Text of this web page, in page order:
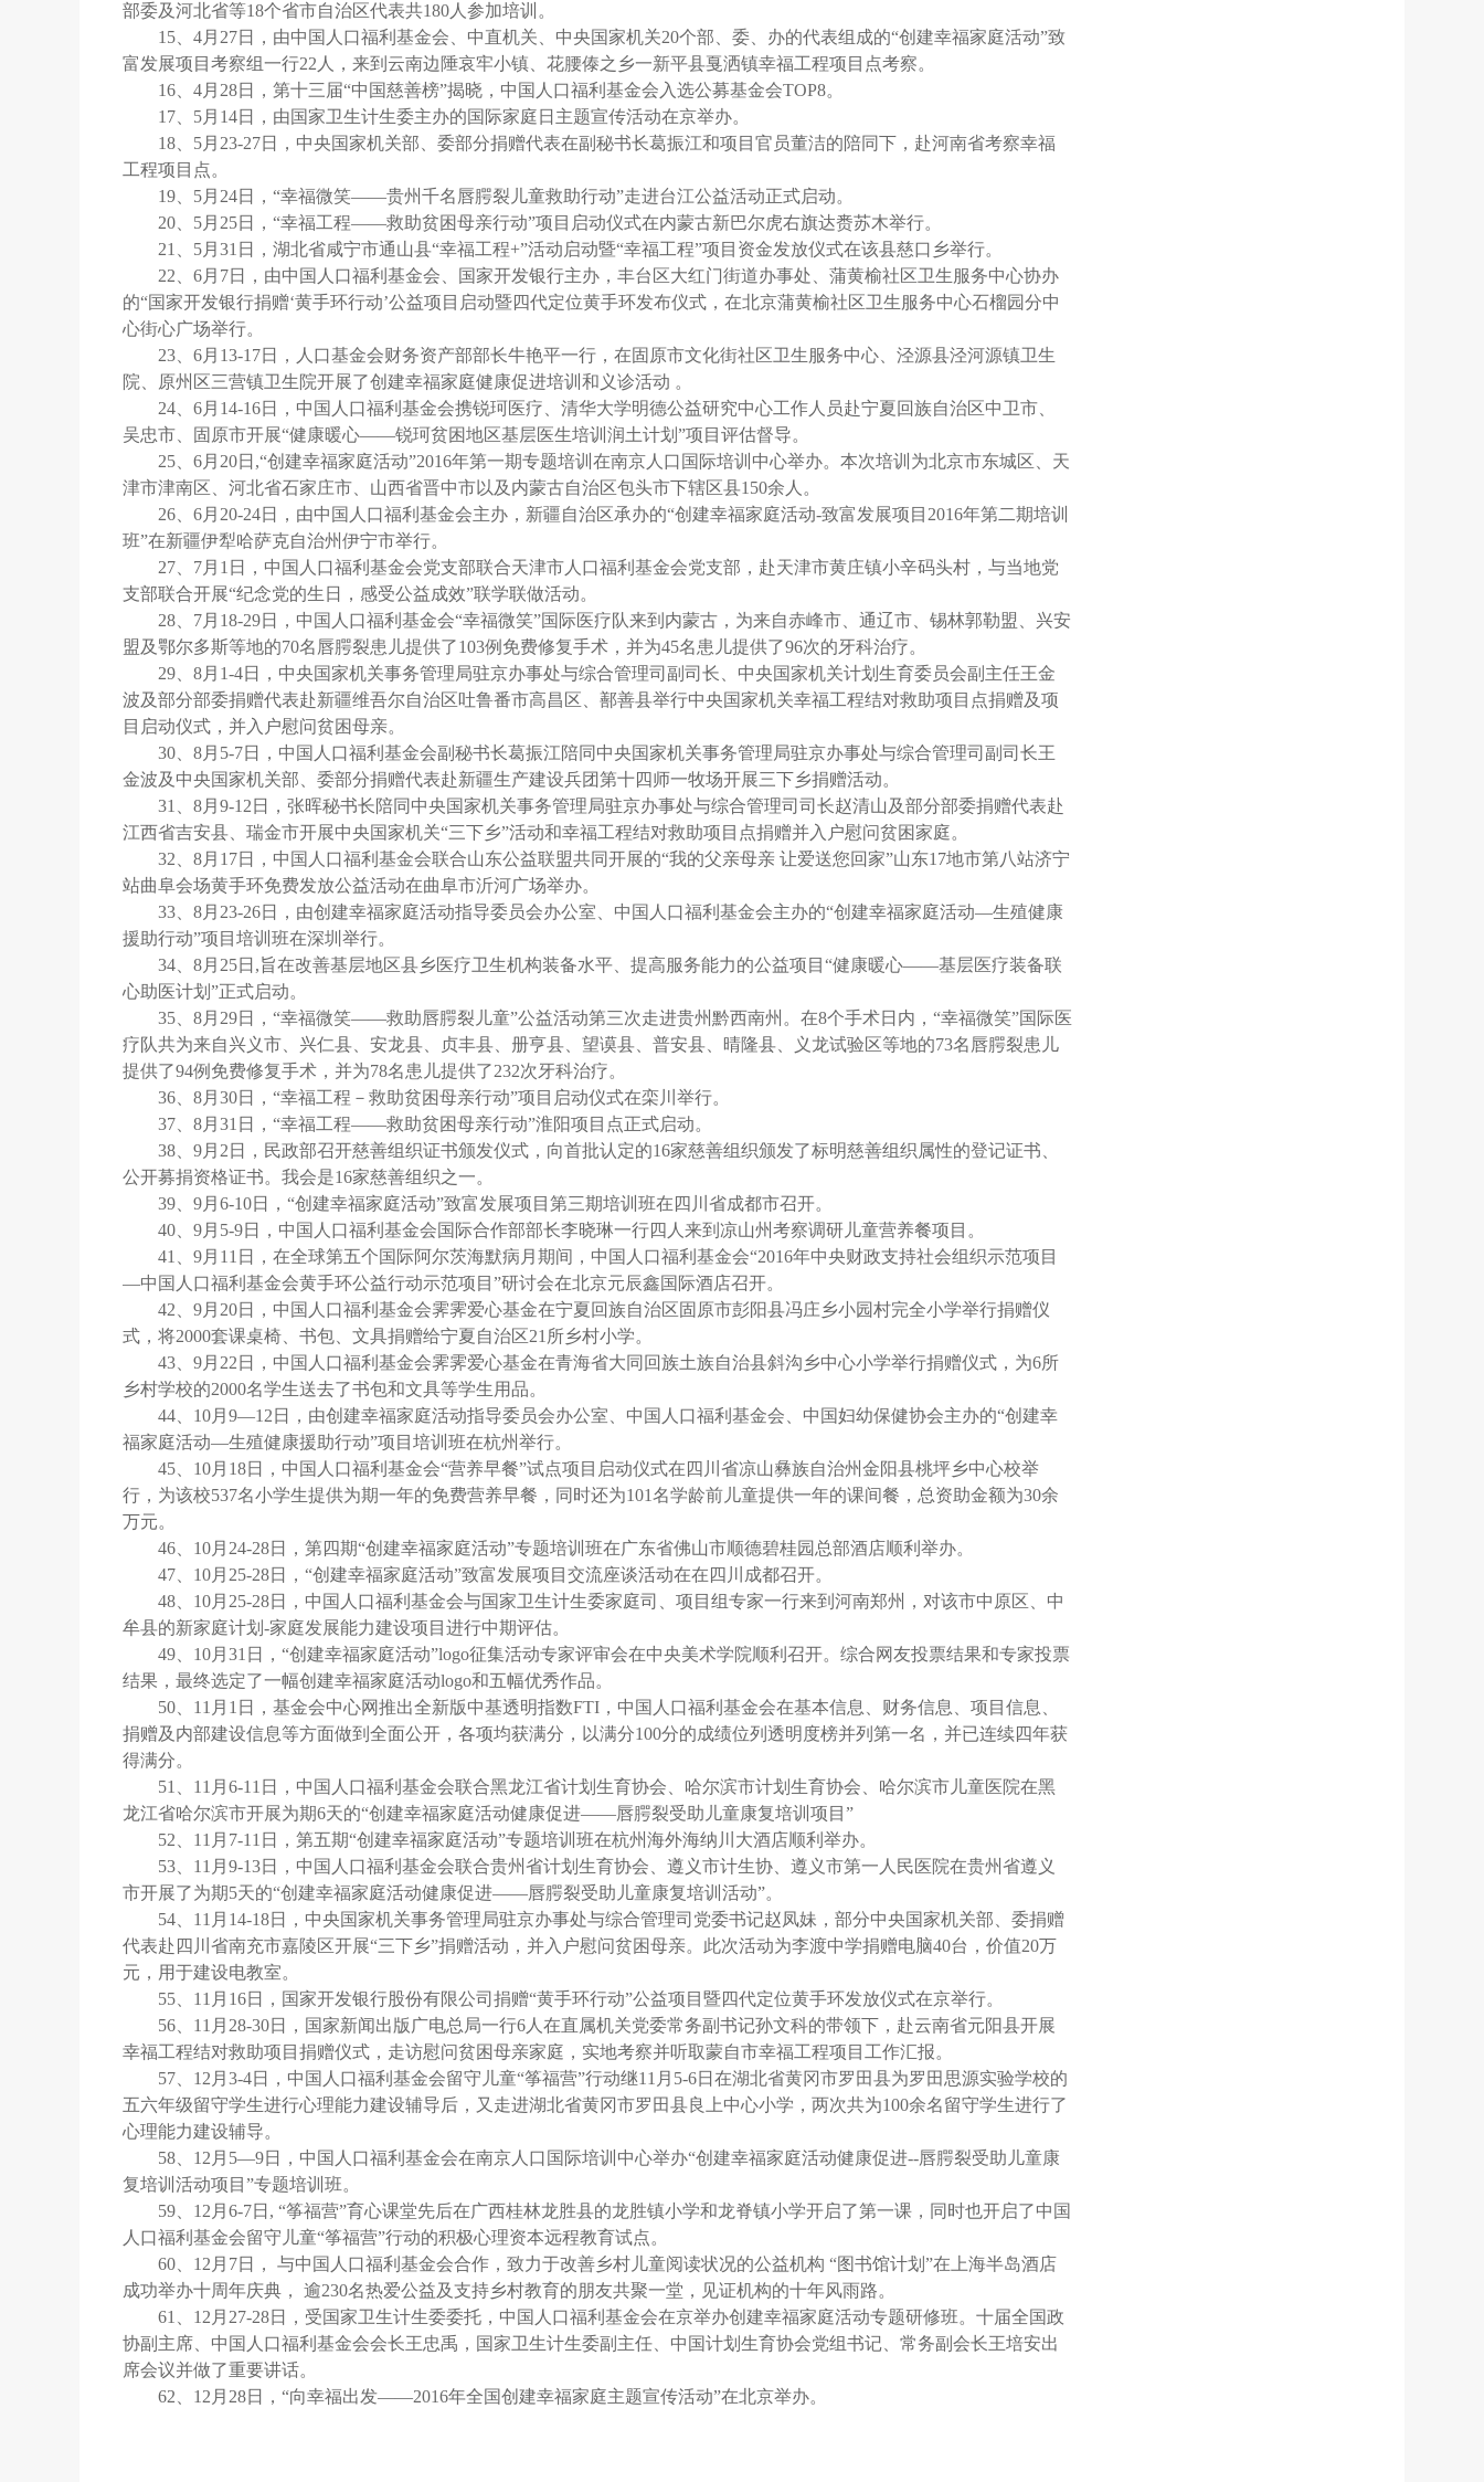
部委及河北省等18个省市自治区代表共180人参加培训。
15、4月27日，由中国人口福利基金会、中直机关、中央国家机关20个部、委、办的代表组成的“创建幸福家庭活动”致
富发展项目考察组一行22人，来到云南边陲哀牢小镇、花腰傣之乡一新平县戛洒镇幸福工程项目点考察。
16、4月28日，第十三届“中国慈善榜”揭晓，中国人口福利基金会入选公募基金会TOP8。
17、5月14日，由国家卫生计生委主办的国际家庭日主题宣传活动在京举办。
18、5月23-27日，中央国家机关部、委部分捐赠代表在副秘书长葛振江和项目官员董洁的陪同下，赴河南省考察幸福
工程项目点。
19、5月24日，“幸福微笑——贵州千名唇腭裂儿童救助行动”走进台江公益活动正式启动。
20、5月25日，“幸福工程——救助贫困母亲行动”项目启动仪式在内蒙古新巴尔虎右旗达赉苏木举行。
21、5月31日，湖北省咸宁市通山县“幸福工程+”活动启动暨“幸福工程”项目资金发放仪式在该县慈口乡举行。
22、6月7日，由中国人口福利基金会、国家开发银行主办，丰台区大红门街道办事处、蒲黄榆社区卫生服务中心协办
的“国家开发银行捐赠‘黄手环行动’公益项目启动暨四代定位黄手环发布仪式，在北京蒲黄榆社区卫生服务中心石榴园分中
心街心广场举行。
23、6月13-17日，人口基金会财务资产部部长牛艳平一行，在固原市文化街社区卫生服务中心、泾源县泾河源镇卫生
院、原州区三营镇卫生院开展了创建幸福家庭健康促进培训和义诊活动 。
24、6月14-16日，中国人口福利基金会携锐珂医疗、清华大学明德公益研究中心工作人员赴宁夏回族自治区中卫市、
吴忠市、固原市开展“健康暖心——锐珂贫困地区基层医生培训润土计划”项目评估督导。
25、6月20日,“创建幸福家庭活动”2016年第一期专题培训在南京人口国际培训中心举办。本次培训为北京市东城区、天
津市津南区、河北省石家庄市、山西省晋中市以及内蒙古自治区包头市下辖区县150余人。
26、6月20-24日，由中国人口福利基金会主办，新疆自治区承办的“创建幸福家庭活动-致富发展项目2016年第二期培训
班”在新疆伊犁哈萨克自治州伊宁市举行。
27、7月1日，中国人口福利基金会党支部联合天津市人口福利基金会党支部，赴天津市黄庄镇小辛码头村，与当地党
支部联合开展“纪念党的生日，感受公益成效”联学联做活动。
28、7月18-29日，中国人口福利基金会“幸福微笑”国际医疗队来到内蒙古，为来自赤峰市、通辽市、锡林郭勒盟、兴安
盟及鄂尔多斯等地的70名唇腭裂患儿提供了103例免费修复手术，并为45名患儿提供了96次的牙科治疗。
29、8月1-4日，中央国家机关事务管理局驻京办事处与综合管理司副司长、中央国家机关计划生育委员会副主任王金
波及部分部委捐赠代表赴新疆维吾尔自治区吐鲁番市高昌区、鄯善县举行中央国家机关幸福工程结对救助项目点捐赠及项
目启动仪式，并入户慰问贫困母亲。
30、8月5-7日，中国人口福利基金会副秘书长葛振江陪同中央国家机关事务管理局驻京办事处与综合管理司副司长王
金波及中央国家机关部、委部分捐赠代表赴新疆生产建设兵团第十四师一牧场开展三下乡捐赠活动。
31、8月9-12日，张晖秘书长陪同中央国家机关事务管理局驻京办事处与综合管理司司长赵清山及部分部委捐赠代表赴
江西省吉安县、瑞金市开展中央国家机关“三下乡”活动和幸福工程结对救助项目点捐赠并入户慰问贫困家庭。
32、8月17日，中国人口福利基金会联合山东公益联盟共同开展的“我的父亲母亲 让爱送您回家”山东17地市第八站济宁
站曲阜会场黄手环免费发放公益活动在曲阜市沂河广场举办。
33、8月23-26日，由创建幸福家庭活动指导委员会办公室、中国人口福利基金会主办的“创建幸福家庭活动—生殖健康
援助行动”项目培训班在深圳举行。
34、8月25日,旨在改善基层地区县乡医疗卫生机构装备水平、提高服务能力的公益项目“健康暖心——基层医疗装备联
心助医计划”正式启动。
35、8月29日，“幸福微笑——救助唇腭裂儿童”公益活动第三次走进贵州黔西南州。在8个手术日内，“幸福微笑”国际医
疗队共为来自兴义市、兴仁县、安龙县、贞丰县、册亨县、望谟县、普安县、晴隆县、义龙试验区等地的73名唇腭裂患儿
提供了94例免费修复手术，并为78名患儿提供了232次牙科治疗。
36、8月30日，“幸福工程－救助贫困母亲行动”项目启动仪式在栾川举行。
37、8月31日，“幸福工程——救助贫困母亲行动”淮阳项目点正式启动。
38、9月2日，民政部召开慈善组织证书颁发仪式，向首批认定的16家慈善组织颁发了标明慈善组织属性的登记证书、
公开募捐资格证书。我会是16家慈善组织之一。
39、9月6-10日，“创建幸福家庭活动”致富发展项目第三期培训班在四川省成都市召开。
40、9月5-9日，中国人口福利基金会国际合作部部长李晓琳一行四人来到凉山州考察调研儿童营养餐项目。
41、9月11日，在全球第五个国际阿尔茨海默病月期间，中国人口福利基金会“2016年中央财政支持社会组织示范项目
—中国人口福利基金会黄手环公益行动示范项目”研讨会在北京元辰鑫国际酒店召开。
42、9月20日，中国人口福利基金会霁霁爱心基金在宁夏回族自治区固原市彭阳县冯庄乡小园村完全小学举行捐赠仪
式，将2000套课桌椅、书包、文具捐赠给宁夏自治区21所乡村小学。
43、9月22日，中国人口福利基金会霁霁爱心基金在青海省大同回族土族自治县斜沟乡中心小学举行捐赠仪式，为6所
乡村学校的2000名学生送去了书包和文具等学生用品。
44、10月9—12日，由创建幸福家庭活动指导委员会办公室、中国人口福利基金会、中国妇幼保健协会主办的“创建幸
福家庭活动—生殖健康援助行动”项目培训班在杭州举行。
45、10月18日，中国人口福利基金会“营养早餐”试点项目启动仪式在四川省凉山彝族自治州金阳县桃坪乡中心校举
行，为该校537名小学生提供为期一年的免费营养早餐，同时还为101名学龄前儿童提供一年的课间餐，总资助金额为30余
万元。
46、10月24-28日，第四期“创建幸福家庭活动”专题培训班在广东省佛山市顺德碧桂园总部酒店顺利举办。
47、10月25-28日，“创建幸福家庭活动”致富发展项目交流座谈活动在在四川成都召开。
48、10月25-28日，中国人口福利基金会与国家卫生计生委家庭司、项目组专家一行来到河南郑州，对该市中原区、中
牟县的新家庭计划-家庭发展能力建设项目进行中期评估。
49、10月31日，“创建幸福家庭活动”logo征集活动专家评审会在中央美术学院顺利召开。综合网友投票结果和专家投票
结果，最终选定了一幅创建幸福家庭活动logo和五幅优秀作品。
50、11月1日，基金会中心网推出全新版中基透明指数FTI，中国人口福利基金会在基本信息、财务信息、项目信息、
捐赠及内部建设信息等方面做到全面公开，各项均获满分，以满分100分的成绩位列透明度榜并列第一名，并已连续四年获
得满分。
51、11月6-11日，中国人口福利基金会联合黑龙江省计划生育协会、哈尔滨市计划生育协会、哈尔滨市儿童医院在黑
龙江省哈尔滨市开展为期6天的“创建幸福家庭活动健康促进——唇腭裂受助儿童康复培训项目”
52、11月7-11日，第五期“创建幸福家庭活动”专题培训班在杭州海外海纳川大酒店顺利举办。
53、11月9-13日，中国人口福利基金会联合贵州省计划生育协会、遵义市计生协、遵义市第一人民医院在贵州省遵义
市开展了为期5天的“创建幸福家庭活动健康促进——唇腭裂受助儿童康复培训活动”。
54、11月14-18日，中央国家机关事务管理局驻京办事处与综合管理司党委书记赵凤妹，部分中央国家机关部、委捐赠
代表赴四川省南充市嘉陵区开展“三下乡”捐赠活动，并入户慰问贫困母亲。此次活动为李渡中学捐赠电脑40台，价值20万
元，用于建设电教室。
55、11月16日，国家开发银行股份有限公司捐赠“黄手环行动”公益项目暨四代定位黄手环发放仪式在京举行。
56、11月28-30日，国家新闻出版广电总局一行6人在直属机关党委常务副书记孙文科的带领下，赴云南省元阳县开展
幸福工程结对救助项目捐赠仪式，走访慰问贫困母亲家庭，实地考察并听取蒙自市幸福工程项目工作汇报。
57、12月3-4日，中国人口福利基金会留守儿童“筝福营”行动继11月5-6日在湖北省黄冈市罗田县为罗田思源实验学校的
五六年级留守学生进行心理能力建设辅导后，又走进湖北省黄冈市罗田县良上中心小学，两次共为100余名留守学生进行了
心理能力建设辅导。
58、12月5—9日，中国人口福利基金会在南京人口国际培训中心举办“创建幸福家庭活动健康促进--唇腭裂受助儿童康
复培训活动项目”专题培训班。
59、12月6-7日, “筝福营”育心课堂先后在广西桂林龙胜县的龙胜镇小学和龙脊镇小学开启了第一课，同时也开启了中国
人口福利基金会留守儿童“筝福营”行动的积极心理资本远程教育试点。
60、12月7日， 与中国人口福利基金会合作，致力于改善乡村儿童阅读状况的公益机构 “图书馆计划”在上海半岛酒店
成功举办十周年庆典， 逾230名热爱公益及支持乡村教育的朋友共聚一堂，见证机构的十年风雨路。
61、12月27-28日，受国家卫生计生委委托，中国人口福利基金会在京举办创建幸福家庭活动专题研修班。十届全国政
协副主席、中国人口福利基金会会长王忠禹，国家卫生计生委副主任、中国计划生育协会党组书记、常务副会长王培安出
席会议并做了重要讲话。
62、12月28日，“向幸福出发——2016年全国创建幸福家庭主题宣传活动”在北京举办。